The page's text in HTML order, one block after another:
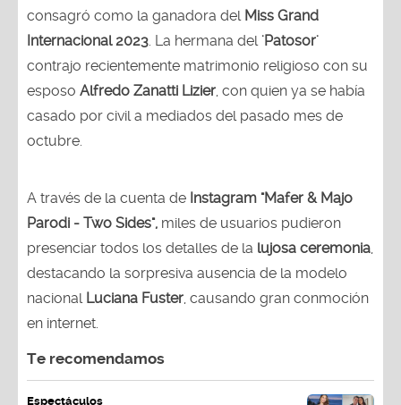
consagró como la ganadora del Miss Grand
Internacional 2023 . La hermana del 'Patosor'
contrajo recientemente matrimonio religioso con su
esposo Alfredo Zanatti Lizier , con quien ya se había
casado por civil a mediados del pasado mes de
octubre.
A través de la cuenta de Instagram "Mafer & Majo
Parodi - Two Sides", miles de usuarios pudieron
presenciar todos los detalles de la lujosa ceremonia
destacando la sorpresiva ausencia de la modelo
nacional Luciana Fuster , causando gran conmoción
en internet.
Te recomendamos
Espectáculos